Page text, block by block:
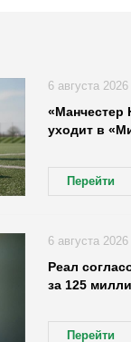
«Манчестер
уходит в
Перейти
6 августа 2026
Реал
за 125
Перейти
6 августа 2026